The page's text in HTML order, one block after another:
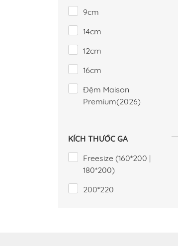
9cm
14cm
12cm
16cm
Đệm Maison
Premium(2026)
KÍCH THƯỚC GA
Freesize (160*200 |
180*200)
200*220